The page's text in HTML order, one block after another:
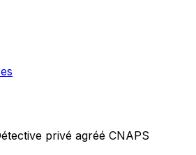
privé agréé CNAPS